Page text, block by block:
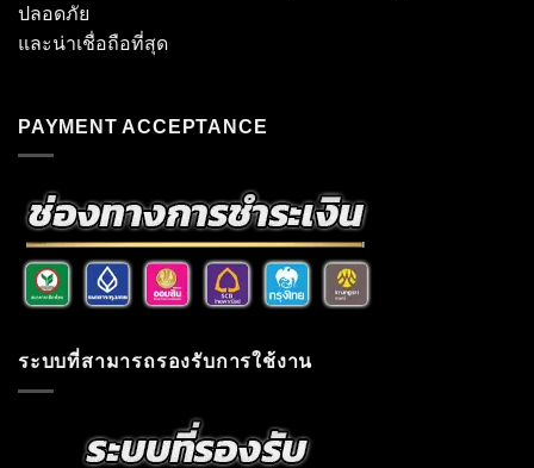
ปลอดภัย
และน่าเชื่อถือที่สุด
PAYMENT ACCEPTANCE
ระบบที่สามารถรองรับการใช้งาน